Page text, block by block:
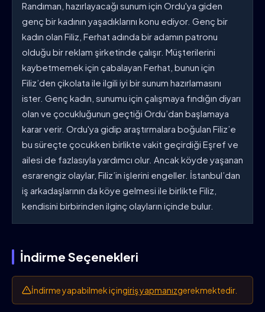
Randıman, hazırlayacağı sunum için Ordu'ya giden
genç bir kadının yaşadıklarını konu ediyor. Genç bir
kadın olan Filiz, Ferhat adında bir adamın patronu
olduğu bir reklam şirketinde çalışır. Müşterilerini
kaybetmemek için çabalayan Ferhat, bunun için
Filiz’den çikolata ile ilgili iyi bir sunum hazırlamasını
ister. Genç kadın, sunumu için çalışmaya fındığın diyarı
olan ve çocukluğunun geçtiği Ordu’dan başlamaya
karar verir. Ordu'ya gidip araştırmalara boğulan Filiz’e
bu süreçte çocukken birlikte vakit geçirdiği Eşref ve
ailesi de fazlasıyla yardımcı olur. Ancak köyde yaşanan
esrarengiz olaylar, Filiz’in işlerini engeller. İstanbul’dan
iş arkadaşlarının da köye gelmesi ile birlikte Filiz,
kendisini birbirinden ilginç olayların içinde bulur.
İndirme Seçenekleri
İndirme yapabilmek içingiriş yapmanızgerekmektedir.